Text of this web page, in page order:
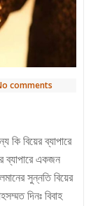
comments
বিয়ের ব্যাপারে
ব্যাপারে একজন
সুন্নতি বিয়ের
দিনঃ বিবাহ